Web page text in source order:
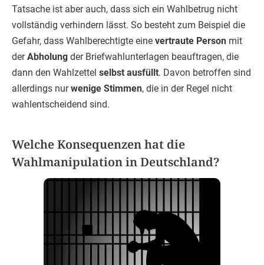
Tatsache ist aber auch, dass sich ein Wahlbetrug nicht
vollständig verhindern lässt. So besteht zum Beispiel die
Gefahr, dass Wahlberechtigte eine vertraute Person mit
derAbholung der Briefwahlunterlagen beauftragen, die
dann den Wahlzettel selbst ausfüllt. Davon betroffen sind
allerdings nurwenige Stimmen, die in der Regel nicht
wahlentscheidend sind.
Welche Konsequenzen hat die
Wahlmanipulation in Deutschland?